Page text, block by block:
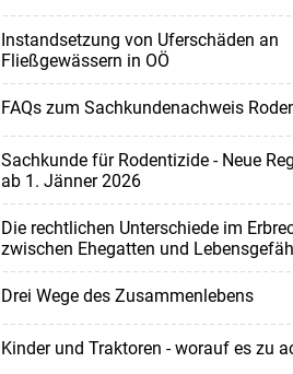
Instandsetzung von Uferschäden an
Fließgewässern in OÖ
FAQs zum Sachkundenachweis
Sachkunde für Rodentizide - Neue
ab 1. Jänner 2026
Die rechtlichen Unterschiede im
zwischen Ehegatten und
Drei Wege des Zusammenlebens
Kinder und Traktoren - worauf es zu